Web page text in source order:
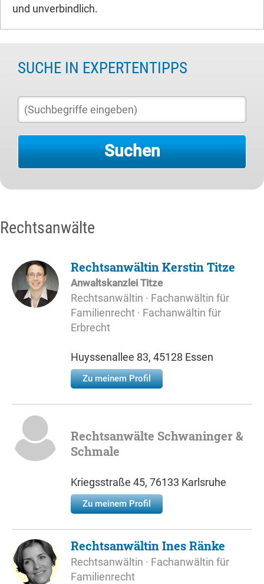
und unverbindlich.
SUCHE IN EXPERTENTIPPS
Rechtsanwälte
Rechtsanwältin Kerstin Titze
Anwaltskanzlei Titze
Rechtsanwältin · Fachanwältin für
Familienrecht · Fachanwältin für
Erbrecht
Huyssenallee 83, 45128 Essen
Zu meinem Profil
Rechtsanwälte Schwaninger &
Schmale
Kriegsstraße 45, 76133 Karlsruhe
Zu meinem Profil
Rechtsanwältin Ines Ränke
Rechtsanwältin · Fachanwältin für
Familienrecht